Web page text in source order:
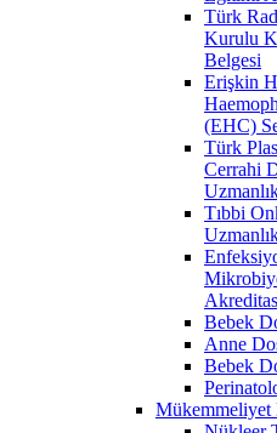
Türk
Kurulu
Belgesi
Erişkin
(EHC)
Türk
Cerrahi
Tıbbi
Bebek
Anne
Bebek
Mükemmeliyet